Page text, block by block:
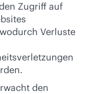
Zugriff auf
Verluste
den